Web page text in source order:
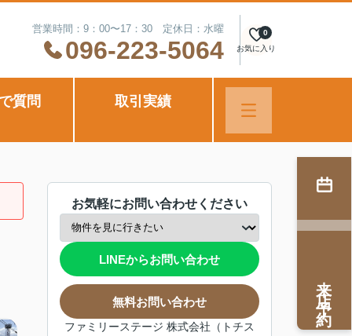
営業時間：9：00〜17：30 定休日：水曜
096-223-5064 お気に入り
0
質問 取引実績
お気軽にお問い合わせください
LINEからお問い合わせ
無料お問い合わせ
ファミリーステージ 株式会社（トチス
来店予約